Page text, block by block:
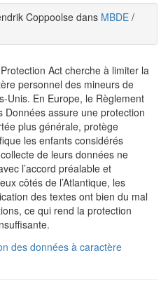
Coppoolse dans MBDE /
Act cherche à limiter la
personnel des mineurs de
Unis. En Europe, le Règlement
Données assure une protection
plus générale, protège
les enfants considérés
de leurs données ne
l’accord préalable et
côtés de l’Atlantique, les
des textes ont bien du mal
ce qui rend la protection
des données à caractère